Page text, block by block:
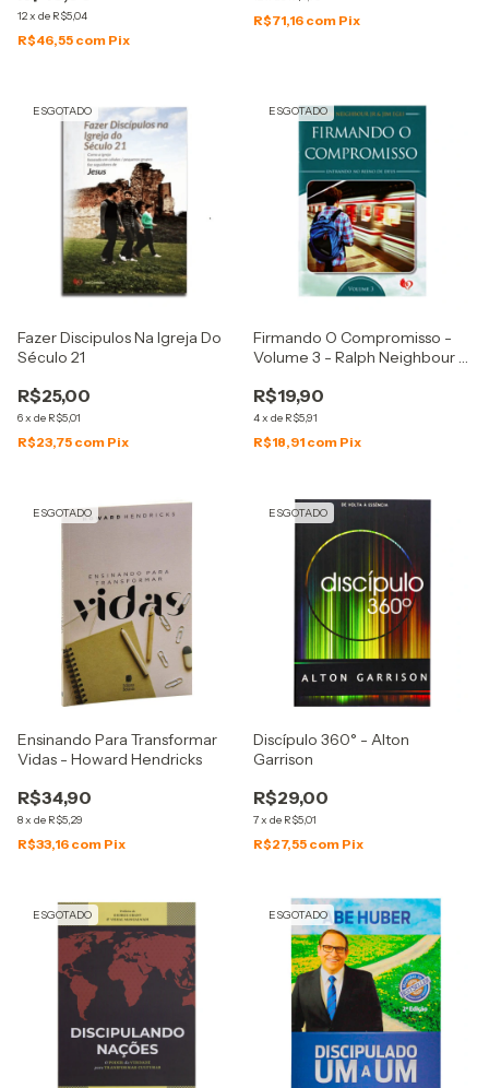
12x de R$5,04
R$46,55 com Pix
R$71,16 com Pix
ESGOTADO
Fazer Discipulos Na Igreja Do
Século 21
R$25,00
6x de R$5,01
R$23,75 com Pix
ESGOTADO
Firmando O Compromisso -
Volume 3 - Ralph Neighbour Jr
R$19,90
4x de R$5,91
R$18,91 com Pix
ESGOTADO
Ensinando Para Transformar
Vidas - Howard Hendricks
R$34,90
8x de R$5,29
R$33,16 com Pix
ESGOTADO
Discípulo 360° - Alton
Garrison
R$29,00
7x de R$5,01
R$27,55 com Pix
ESGOTADO ESGOTADO